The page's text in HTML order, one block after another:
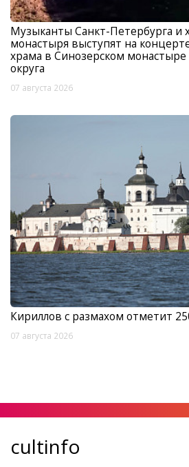
Музыканты Санкт-Петербурга и
монастыря выступят на
храма в Синозерском монастыре
округа
07 августа 2026
Кириллов с размахом отметит
07 августа 2026
cultinfo